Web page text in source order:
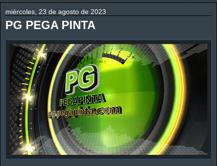
miércoles, 23 de agosto de 2023
PG PEGA PINTA